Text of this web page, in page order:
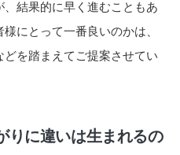
結果的に早く進むこともあ
にとって一番良いのかは、
を踏まえてご提案させてい
りに違いは生まれるの